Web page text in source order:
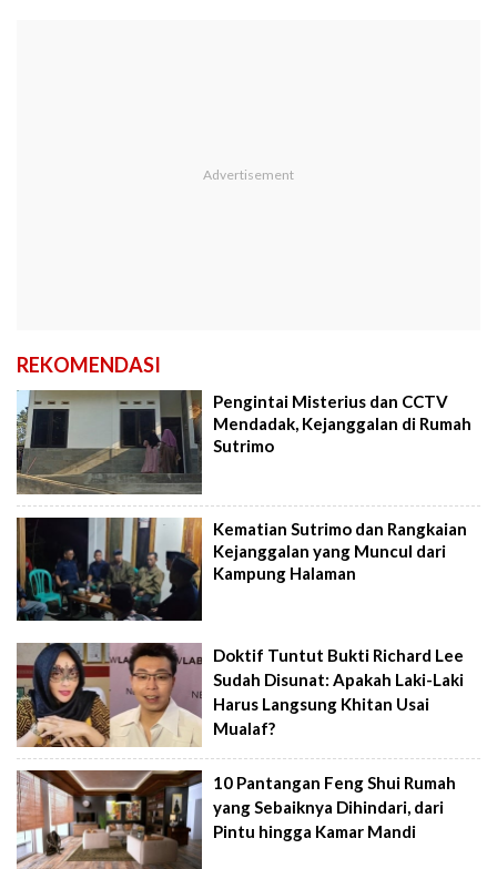
REKOMENDASI
Pengintai Misterius dan CCTV
Mendadak, Kejanggalan di Rumah
Sutrimo
Kematian Sutrimo dan Rangkaian
Kejanggalan yang Muncul dari
Kampung Halaman
Doktif Tuntut Bukti Richard Lee
Sudah Disunat: Apakah Laki-Laki
Harus Langsung Khitan Usai
Mualaf?
10 Pantangan Feng Shui Rumah
yang Sebaiknya Dihindari, dari
Pintu hingga Kamar Mandi